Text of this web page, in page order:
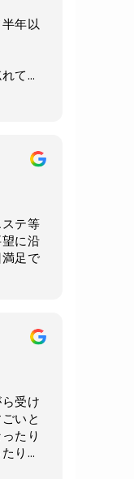
年以
てし
く過
の対
らし
ルイ
す
に継
出来
しま
くお
テ等
に沿
足で
受け
いと
たり
り全
感で